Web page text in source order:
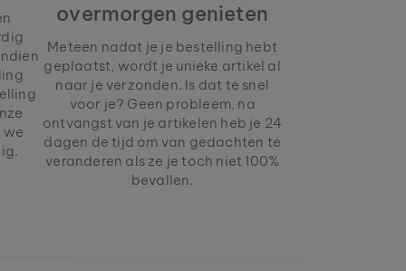
we
overmorgen genieten
Meteen nadat je je bestelling hebt
geplaatst, wordt je unieke artikel al
naar je verzonden. Is dat te snel
voor je? Geen probleem, na
ontvangst van je artikelen heb je 24
dagen de tijd om van gedachten te
veranderen als ze je toch niet 100%
bevallen.